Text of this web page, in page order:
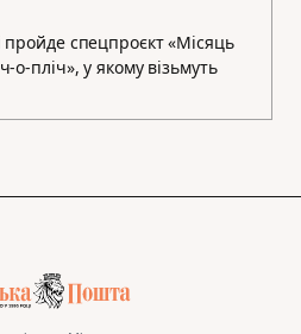
спецпроєкт «Місяць
о-пліч», у якому візьмуть